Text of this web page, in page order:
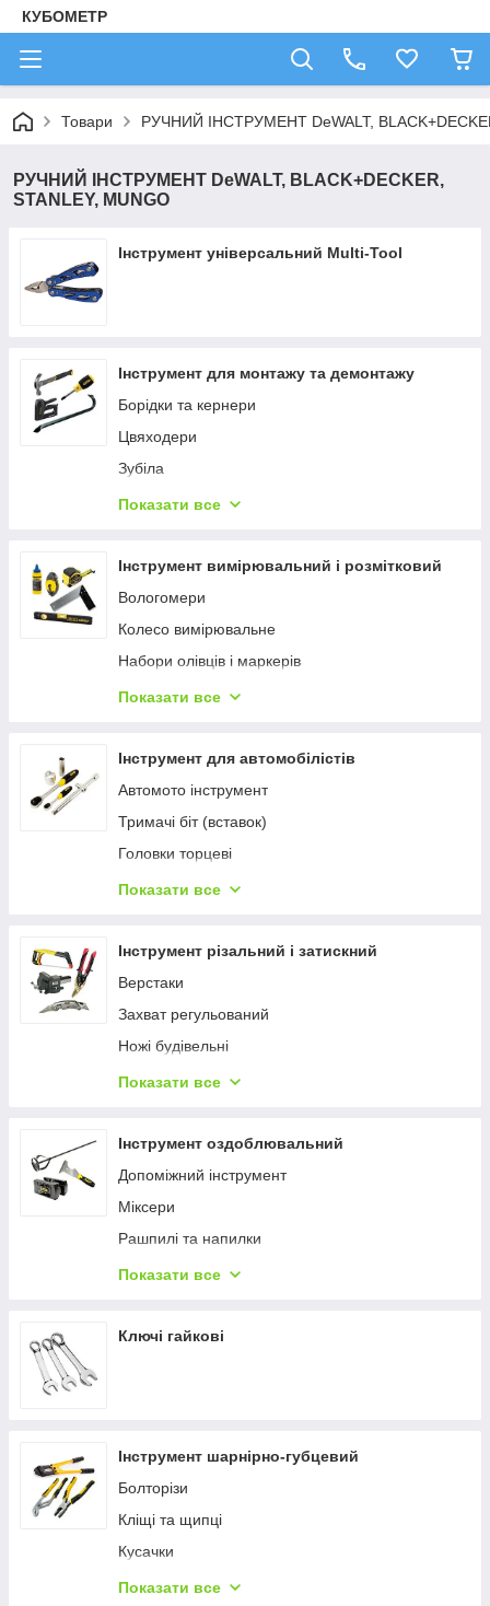
КУБОМЕТР
Товари РУЧНИЙ ІНСТРУМЕНТ DeWALT,
РУЧНИЙ ІНСТРУМЕНТ DeWALT, BLACK+DECKER,
STANLEY, MUNGO
Інструмент універсальний Multi-Tool
Інструмент для монтажу та демонтажу
Борідки та кернери
Цвяходери
Зубіла
Ключі заклепувальні
Кувалди
Викрутки
Стамески
Степлери
Сокири
Показати все
Інструмент вимірювальний і розмітковий
Вологомери
Колесо вимірювальне
Набори олівців і маркерів
Рейсмуси
Вугілля
Уровни
Порошок крейдяний
Шнури розміткові
Показати все
Інструмент для автомобілістів
Автомото інструмент
Тримачі біт (вставок)
Головки торцеві
Наколінники
Показати все
Інструмент різальний і затискний
Верстаки
Захват регульований
Ножі будівельні
Ножівки, пили, лобзики
Склорізи
Струбцини
Стільці
Тиски
Труборези
Показати все
Інструмент оздоблювальний
Допоміжний інструмент
Міксери
Рашпилі та напилки
Рубанки ручні
Показати все
Ключі гайкові
Інструмент шарнірно-губцевий
Болторізи
Кліщі та щипці
Кусачки
Пасатижі
Показати все